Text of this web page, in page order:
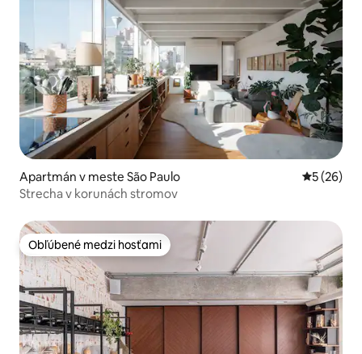
Apartmán v meste São Paulo
5 (26)
Strecha v korunách stromov
Obľúbené medzi hosťami
Obľúbené medzi hosťami